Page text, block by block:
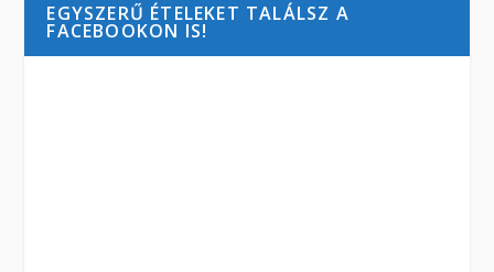
EGYSZERŰ ÉTELEKET TALÁLSZ A
FACEBOOKON IS!